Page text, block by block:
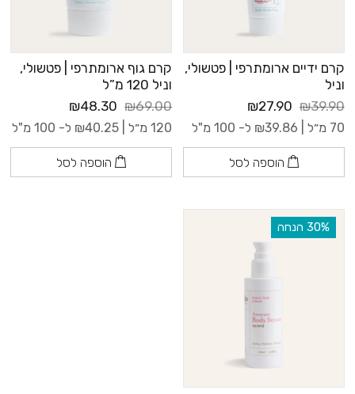
קרם ידיים ארומתרפי | פטשולי,
וניל
₪39.90
₪27.90
70 מ״ל | ₪39.86 ל- 100 מ"ל
הוספה לסל
קרם גוף ארומתרפי | פטשולי,
וניל 120 מ”ל
₪69.00
₪48.30
120 מ״ל | ₪40.25 ל- 100 מ"ל
הוספה לסל
‫30% הנחה